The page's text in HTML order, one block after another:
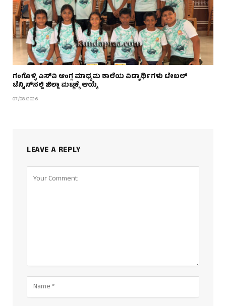
ಗಂಗೊಳ್ಳಿ ಎಸ್‌ವಿ ಆಂಗ್ಲ ಮಾಧ್ಯಮ ಶಾಲೆಯ ವಿದ್ಯಾರ್ಥಿಗಳು ಟೇಬಲ್‌
ಟೆನ್ನಿಸ್‌ನಲ್ಲಿ ಜಿಲ್ಲಾ ಮಟ್ಟಕ್ಕೆ ಆಯ್ಕೆ
07/08/2026
LEAVE A REPLY